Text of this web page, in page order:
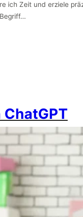
ich Zeit und erziele